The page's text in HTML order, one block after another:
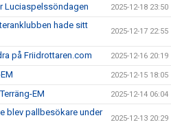
Luciaspelssöndagen 2025-12-18 23:50
hade sitt
2025-12-17 22:55
på Friidrottaren.com 2025-12-16 20:19
2025-12-15 18:05
EM 2025-12-14 06:04
blev pallbesökare under
2025-12-13 20:29